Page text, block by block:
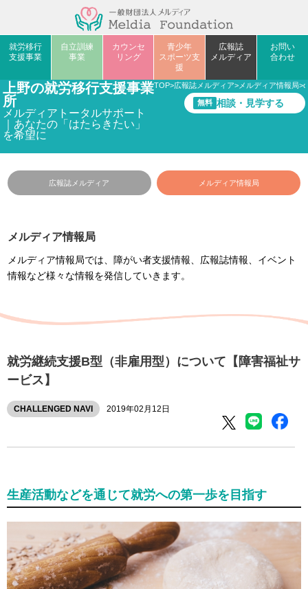
就労移行
支援事業
自立訓練
事業
カウンセ
リング
青少年
スポーツ支
援
広報誌
メルディア
お問い
合わせ
上野の就労移行支援事業
所
メルディアトータルサポート
｜あなたの「はたらきたい」
を希望に
TOP>広報誌メルディア> メルディア情報局>
無料 相談・見学する
広報誌メルディア メルディア情報局
メルディア情報局
メルディア情報局では、障がい者支援情報、広報誌情報、イベント
情報など様々な情報を発信していきます。
就労継続支援B型（非雇用型）について【障害福祉サ
ービス】
CHALLENGED NAVI 2019年02月12日
生産活動などを通じて就労への第一歩を目指す